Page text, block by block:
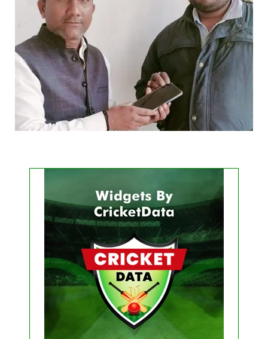
FIXTURE
No live matches found.
See recent results
See fixtures